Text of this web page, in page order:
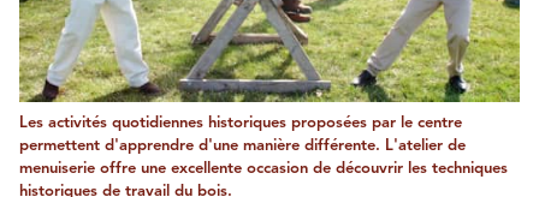
Les activités quotidiennes historiques proposées par le centre
permettent d'apprendre d'une manière différente. L'atelier de
menuiserie offre une excellente occasion de découvrir les techniques
historiques de travail du bois.